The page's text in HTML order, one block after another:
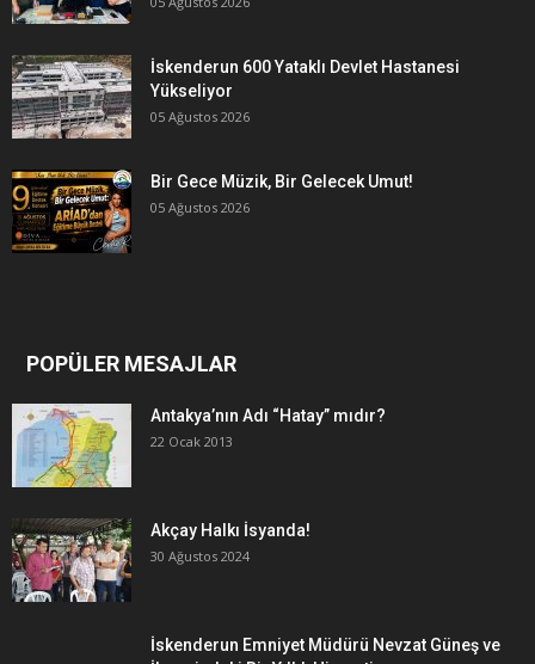
İskenderun 600 Yataklı Devlet Hastanesi
Yükseliyor
05 Ağustos 2026
Bir Gece Müzik, Bir Gelecek Umut!
05 Ağustos 2026
POPÜLER MESAJLAR
Antakya’nın Adı “Hatay” mıdır?
22 Ocak 2013
Akçay Halkı İsyanda!
30 Ağustos 2024
İskenderun Emniyet Müdürü Nevzat Güneş ve